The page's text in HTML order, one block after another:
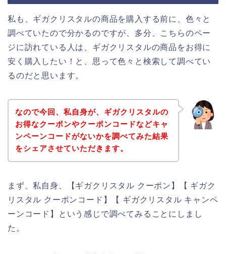
私も、ギガクリスタルの商品を購入する前に、色々と
調べていたので分かるのですが、多分、こちらのペー
ジに訪れている人は、ギガクリスタルの商品をお得に
安く購入したい！と、思って色々と検索して調べてい
るのだと思います。
なので今回、私自身が、ギガクリスタルの
お得なクーポンやクーポンコードなどキャ
ンペーンコードがないかを調べてみた結果
をシェアさせていただきます。
まず、私自身、【ギガクリスタル クーポン】【 ギガク
リスタル クーポンコード】【 ギガクリスタル キャンペ
ーンコード】という感じで調べてみることにしまし
た。